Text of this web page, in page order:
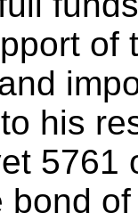
of
his
5761
bond